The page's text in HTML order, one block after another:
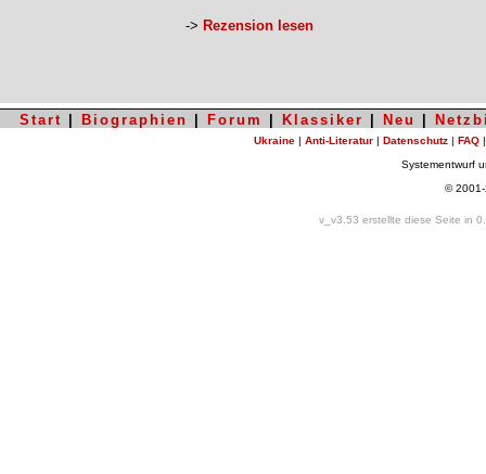
-> Rezension lesen
Start Biographien Forum Klassiker Neu
Ukraine | Anti-Literatur | Datenschutz | FAQ
Systementwurf
©
v_v3.53 erstellte diese Seite in